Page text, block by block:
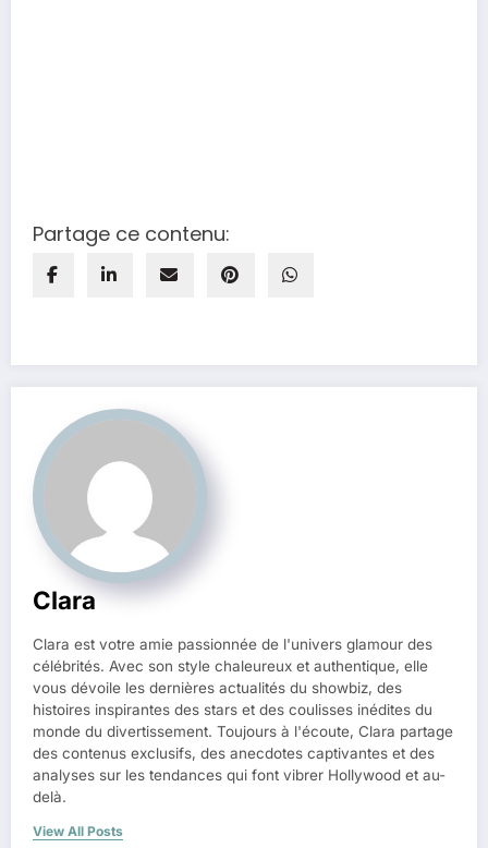
Partage ce contenu:
Clara
Clara est votre amie passionnée de l'univers glamour des
célébrités. Avec son style chaleureux et authentique, elle
vous dévoile les dernières actualités du showbiz, des
histoires inspirantes des stars et des coulisses inédites du
monde du divertissement. Toujours à l'écoute, Clara partage
des contenus exclusifs, des anecdotes captivantes et des
analyses sur les tendances qui font vibrer Hollywood et au-
delà.
View All Posts